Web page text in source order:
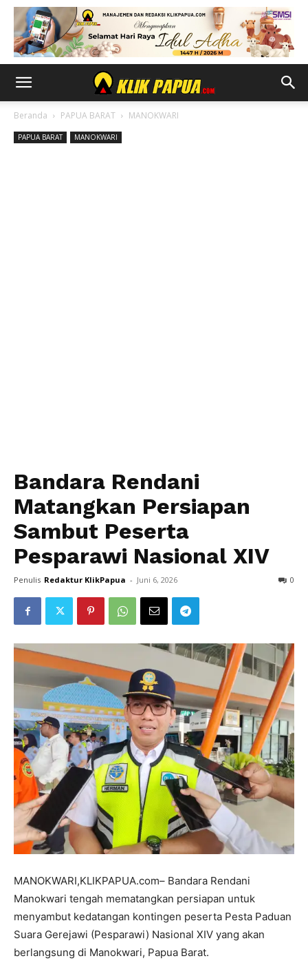
Beranda PAPUA BARAT MANOKWARI
PAPUA BARAT MANOKWARI
Bandara Rendani
Matangkan Persiapan
Sambut Peserta
Pesparawi Nasional XIV
Penulis Redaktur KlikPapua - Juni 6, 2026 0
MANOKWARI,KLIKPAPUA.com– Bandara Rendani
Manokwari tengah mematangkan persiapan untuk
menyambut kedatangan kontingen peserta Pesta Paduan
Suara Gerejawi (Pesparawi) Nasional XIV yang akan
berlangsung di Manokwari, Papua Barat.